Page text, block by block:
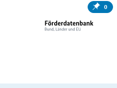
0